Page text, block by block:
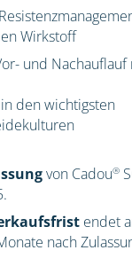
Wirkstoff
und
den wichtigsten
von Cadou®
endet
nach